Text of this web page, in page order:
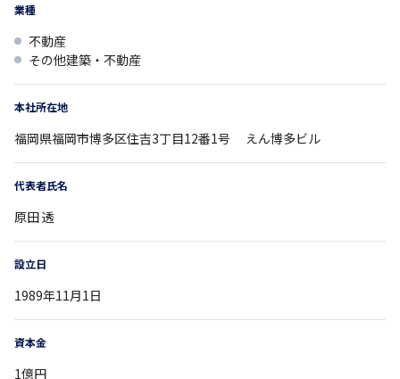
業種
不動産
その他建築・不動産
本社所在地
福岡県福岡市博多区住吉3丁目12番1号 えん博多ビル
代表者氏名
原田 透
設立日
1989年11月1日
資本金
1億円